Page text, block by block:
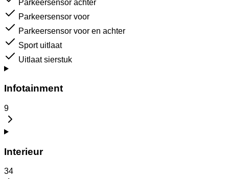
Parkeersensor achter
Parkeersensor voor
Parkeersensor voor en achter
Sport uitlaat
Uitlaat sierstuk
Infotainment
9
Interieur
34